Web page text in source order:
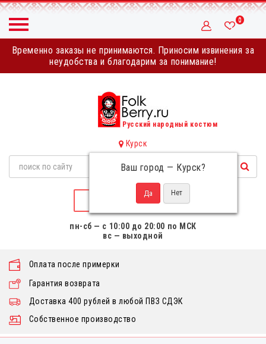
Временно заказы не принимаются. Приносим извинения за
неудобства и благодарим за понимание!
0
Русский народный костюм
Курск
Ваш город — Курск?
НАПИСАТЬ НАМ
пн-сб — с 10:00 до 20:00 по МСК
вс — выходной
Собственное производство
Оплата после примерки
Гарантия возврата
Доставка 400 рублей в любой ПВЗ СДЭК